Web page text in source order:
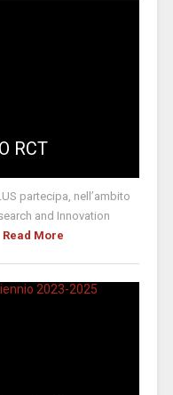
RCT
partecipa, nell’ambito
and Innovation
Read More